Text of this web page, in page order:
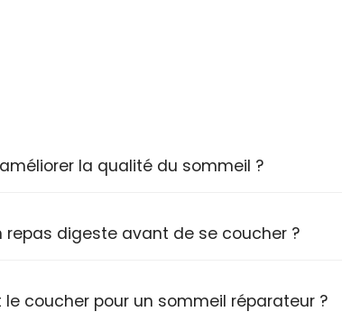
la qualité du sommeil ?
digeste avant de se coucher ?
coucher pour un sommeil réparateur ?